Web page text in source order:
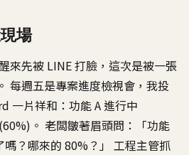
場
來先被 LINE 打臉，這次是被一張
每週五是專案進度檢視會，我投
一片祥和：功能 A 進行中
。 老闆皺著眉頭問：「功能
嗎？哪來的 80%？」 工程主管抓